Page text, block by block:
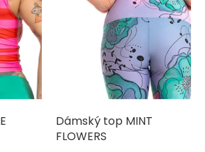
Dámský top MINT
FLOWERS